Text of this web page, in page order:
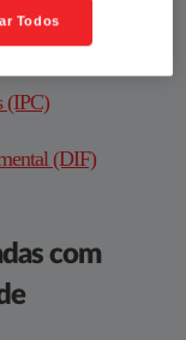
(IPC)​​
(DIF)​​​
com
Todos